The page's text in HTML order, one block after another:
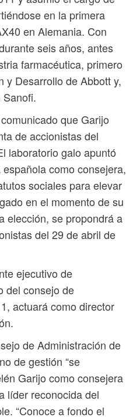
en la primera
en Alemania. Con
seis años, antes
farmacéutica, primero
y Desarrollo de Abbott y,
que Garijo
de accionistas del
laboratorio galo apuntó
como consejera,
sociales para elevar
en el momento de su
elección, se propondrá a
del 29 de abril de
ejecutivo de
del consejo de
actuará como director
de Administración de
de gestión “se
Garijo como consejera
líder reconocida del
“Conoce a fondo el